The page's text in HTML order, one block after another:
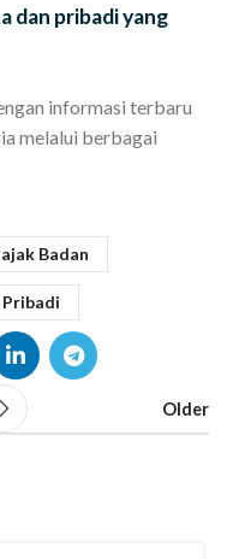
dan pribadi yang
informasi terbaru
melalui berbagai
Badan
Older